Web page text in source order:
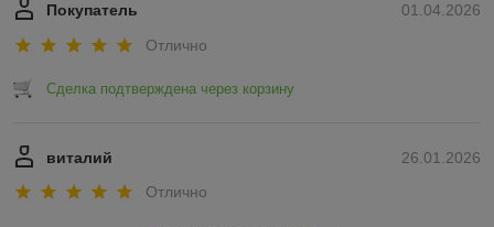
01.04.2026
Покупатель
Отлично
Сделка подтверждена через корзину
26.01.2026
виталий
Отлично